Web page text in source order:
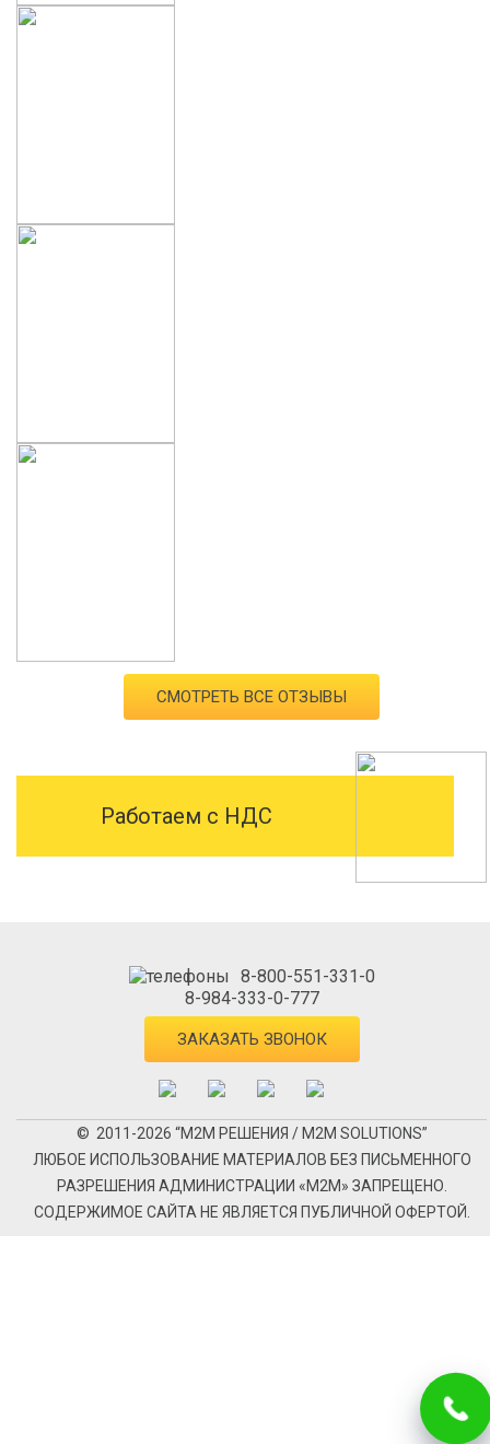
СМОТРЕТЬ ВСЕ ОТЗЫВЫ
Работаем с НДС
8-800-551-331-0
8-984-333-0-777
ЗАКАЗАТЬ ЗВОНОК
© 2011-2026 “М2М РЕШЕНИЯ / M2M SOLUTIONS”
ЛЮБОЕ ИСПОЛЬЗОВАНИЕ МАТЕРИАЛОВ БЕЗ ПИСЬМЕННОГО
РАЗРЕШЕНИЯ АДМИНИСТРАЦИИ «М2М» ЗАПРЕЩЕНО.
СОДЕРЖИМОЕ САЙТА НЕ ЯВЛЯЕТСЯ ПУБЛИЧНОЙ ОФЕРТОЙ.